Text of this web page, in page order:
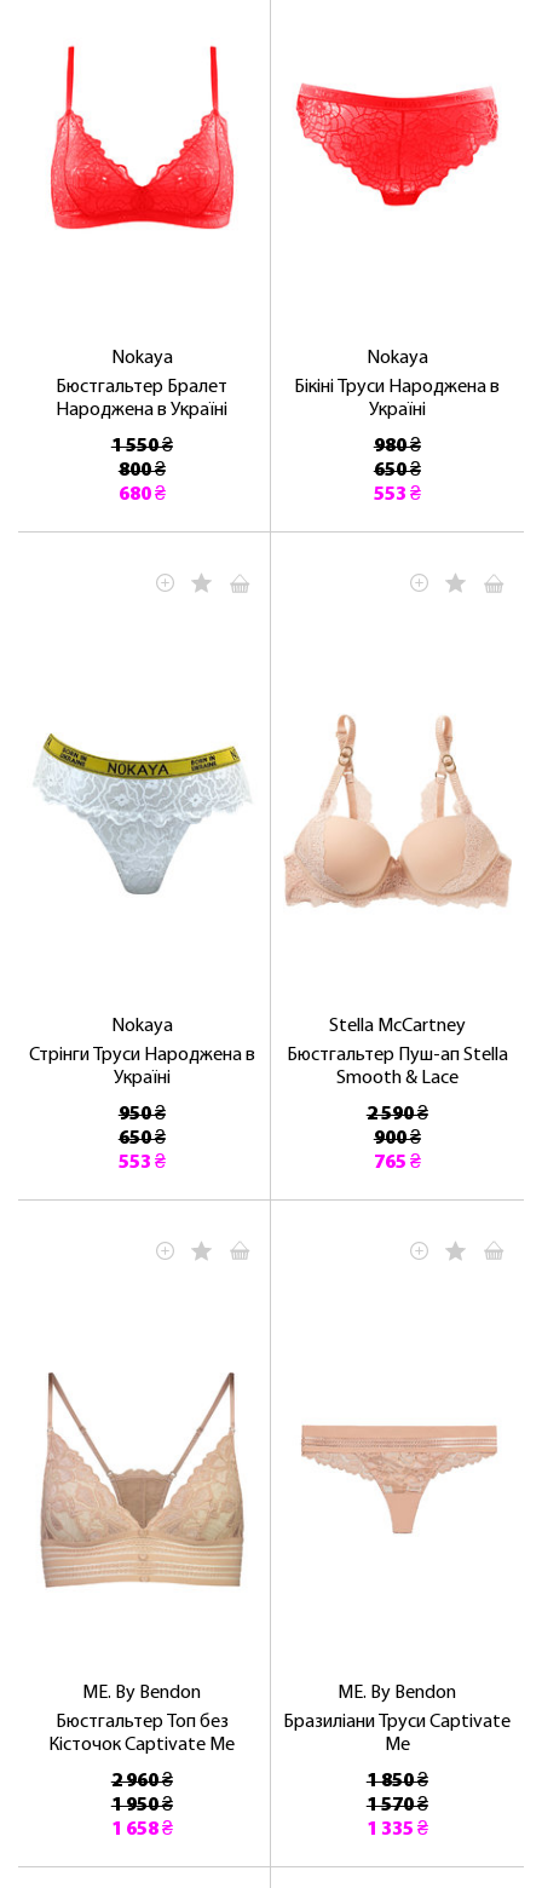
Nokaya
Бюстгальтер Бралет
Народжена в Україні
1 550 ₴
800 ₴
680 ₴
Nokaya
Бікіні Труси Народжена в
Україні
980 ₴
650 ₴
553 ₴
Nokaya
Стрінги Труси Народжена в
Україні
950 ₴
650 ₴
553 ₴
Stella McCartney
Бюстгальтер Пуш-ап Stella
Smooth & Lace
2 590 ₴
900 ₴
765 ₴
ME. By Bendon
Бюстгальтер Топ без
Кісточок Captivate Me
2 960 ₴
1 950 ₴
1 658 ₴
ME. By Bendon
Бразиліани Труси Captivate
Me
1 850 ₴
1 570 ₴
1 335 ₴
ЛАСКАВО ПРОСИМО ДО
NOSOVSKI.COM! ПРИЙМІТЬ ВІД НАС
ПРИВІТНИЙ БОНУС - ЗНИЖКУ НА
ПЕРШЕ ПОКУПКУ
ОТРИМАТИ!